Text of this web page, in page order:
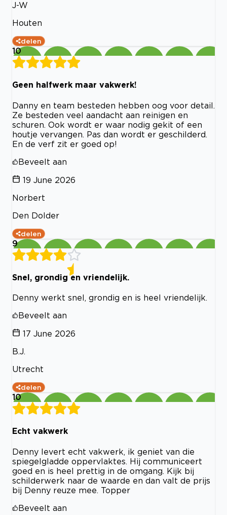
J-W
Houten
delen
10
Geen halfwerk maar vakwerk!
Danny en team besteden hebben oog voor detail.
Ze besteden veel aandacht aan reinigen en
schuren. Ook wordt er waar nodig gekit of een
houtje vervangen. Pas dan wordt er geschilderd.
En de verf zit er goed op!
Beveelt aan
19 June 2026
Norbert
Den Dolder
delen
9
Snel, grondig en vriendelijk.
Denny werkt snel, grondig en is heel vriendelijk.
Beveelt aan
17 June 2026
B.J.
Utrecht
delen
10
Echt vakwerk
Denny levert echt vakwerk, ik geniet van die
spiegelgladde oppervlaktes. Hij communiceert
goed en is heel prettig in de omgang. Kijk bij
schilderwerk naar de waarde en dan valt de prijs
bij Denny reuze mee. Topper
Beveelt aan